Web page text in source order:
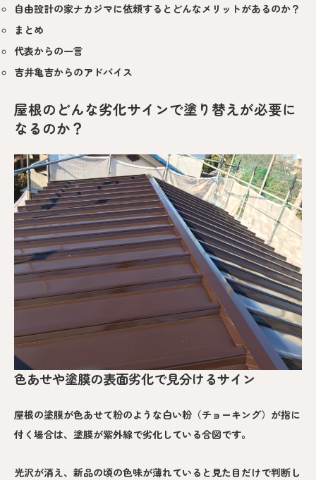
自由設計の家ナカジマに依頼するとどんなメリットがあるのか？
まとめ
代表からの一言
吉井亀吉からのアドバイス
屋根のどんな劣化サインで塗り替えが必要に
なるのか？
色あせや塗膜の表面劣化で見分けるサイン
屋根の塗膜が色あせて粉のような白い粉（チョーキング）が指に
付く場合は、塗膜が紫外線で劣化している合図です。
光沢が消え、新品の頃の色味が薄れていると見た目だけで判断し